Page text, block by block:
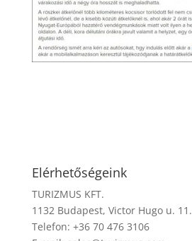
Elérhetőségeink
TURIZMUS KFT.
1132 Budapest, Victor Hugo u. 11.
Telefon: +36 70 476 3106